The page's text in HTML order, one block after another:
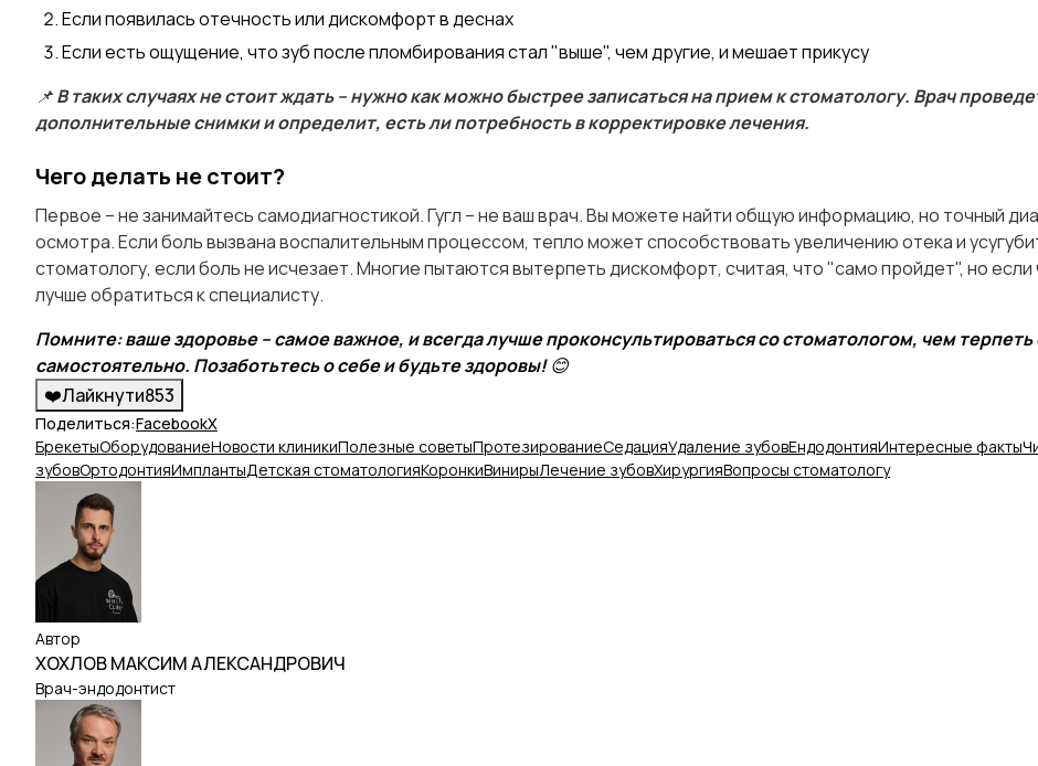
Если появилась отечность или дискомфорт в деснах
Если есть ощущение, что зуб после пломбирования стал "выше", чем другие, и мешает прикусу
📌В таких случаях не стоит ждать – нужно как можно быстрее записаться на прием к стоматологу. Врач
дополнительные снимки и определит, есть ли потребность в корректировке лечения.
Чего делать не стоит?
Первое – не занимайтесь самодиагностикой. Гугл – не ваш врач. Вы можете найти общую информацию, но точный
осмотра. Если боль вызвана воспалительным процессом, тепло может способствовать увеличению отека и
стоматологу, если боль не исчезает. Многие пытаются вытерпеть дискомфорт, считая, что "само пройдет", но
лучше обратиться к специалисту.
Помните: ваше здоровье – самое важное, и всегда лучше проконсультироваться со стоматологом, чем
самостоятельно. Позаботьтесь о себе и будьте здоровы!😊
❤️Лайкнути853
Поделиться:FacebookX
БрекетыОборудованиеНовости клиникиПолезные советыПротезированиеСедацияУдаление зубовЕндодонтияИнтересные факты
зубовОртодонтияИмплантыДетская стоматологияКоронкиВинирыЛечение зубовХирургияВопросы стоматологу
Автор
ХОХЛОВ МАКСИМ АЛЕКСАНДРОВИЧ
Врач-эндодонтист